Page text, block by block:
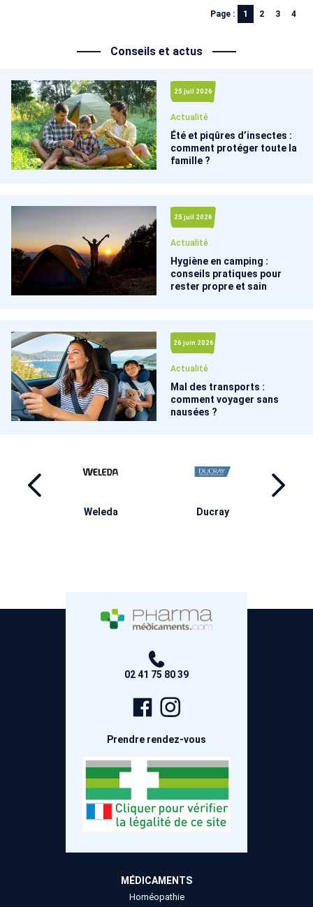
Page : 1 2 3 4
Conseils et actus
25 juil 2026
Actualité
Été et piqûres d’insectes :
comment protéger toute la
famille ?
25 juil 2026
Actualité
Hygiène en camping :
conseils pratiques pour
rester propre et sain
26 juin 2026
Actualité
Mal des transports :
comment voyager sans
nausées ?
Weleda Ducray
02 41 75 80 39
Page
Facebook
Prendre rendez-vous
MÉDICAMENTS
Homéopathie